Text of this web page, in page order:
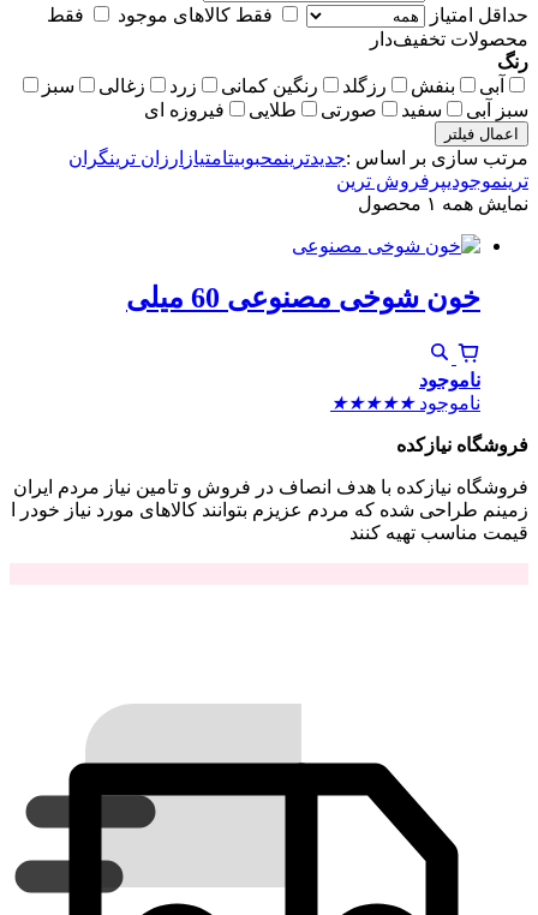
حداقل امتیاز
فقط کالاهای موجود
فقط
محصولات تخفیف‌دار
رنگ
آبی
بنفش رزگلد رنگین کمانی زرد زغالی
سبز
سبز آبی
سفید صورتی طلایی فیروزه ای
اعمال فیلتر
مرتب سازی بر اساس :جدیدترینمحبوبیتامتیاز ارزان ترینگران
ترینموجودیپرفروش ترین
نمایش همه ۱ محصول
خون شوخی مصنوعی 60 میلی
ناموجود
ناموجود ★
★
★
★
★
فروشگاه نیازکده
فروشگاه نیازکده با هدف انصاف در فروش و تامین نیاز مردم ایران
زمینم طراحی شده که مردم عزیزم بتوانند کالاهای مورد نیاز خودر ا
قیمت مناسب تهیه کنند